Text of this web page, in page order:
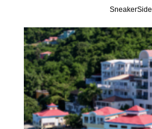
SneakerSide